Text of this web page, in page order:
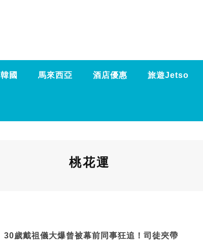
韓國 馬來西亞 酒店優惠 旅遊Jetso
桃花運
30歲戴祖儀大爆曾被幕前同事狂追！司徒夾帶